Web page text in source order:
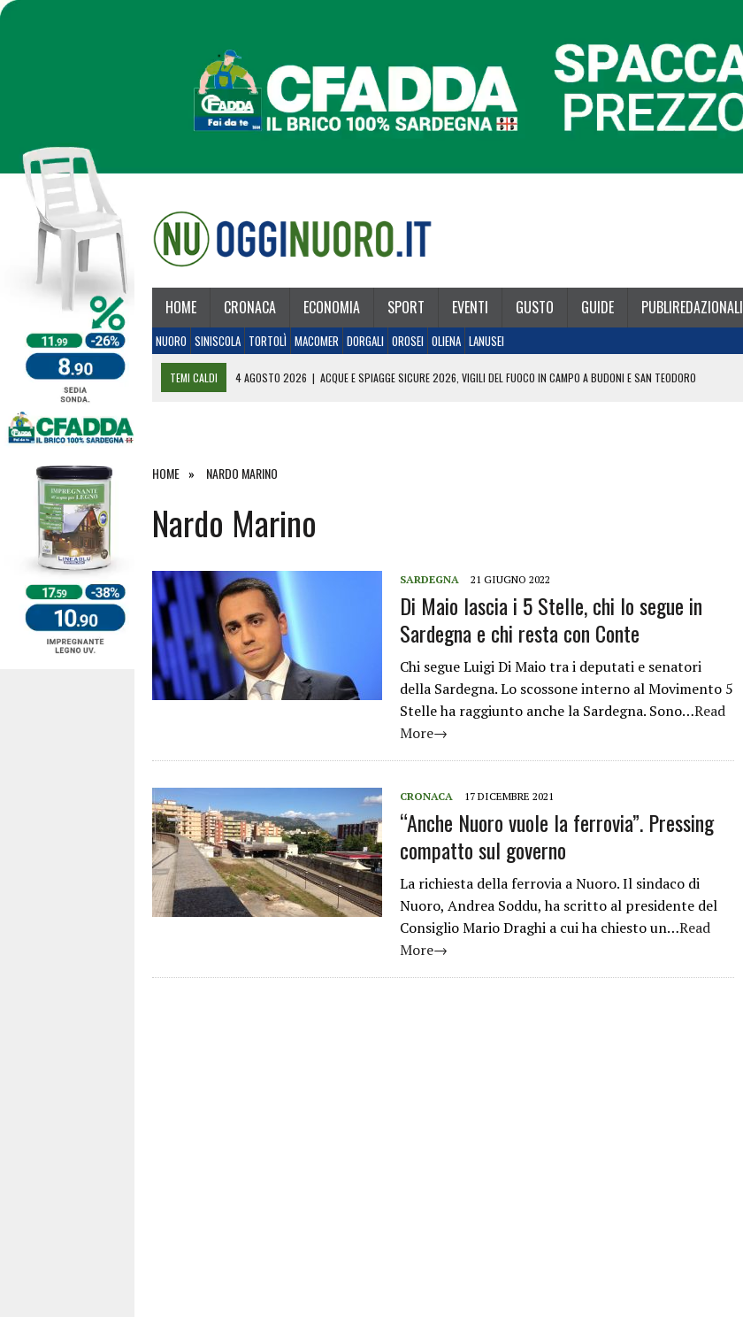
HOME CRONACA ECONOMIA SPORT EVENTI GUSTO GUIDE PUBLIREDAZIONALI
NUORO SINISCOLA TORTOLÌ MACOMER DORGALI OROSEI OLIENA LANUSEI
TEMI CALDI 4 AGOSTO 2026 | ACQUE E SPIAGGE SICURE 2026, VIGILI DEL FUOCO IN CAMPO A BUDONI E SAN TEODORO
26 LUGLIO 2026
| PAURA SULLA 389: VIOLENTO SCONTRO TRA 2 AUTO AL BIVIO PER FONNI, 5 FERITI
HOME NARDO MARINO
Nardo Marino
SARDEGNA 21 GIUGNO 2022
Di Maio lascia i 5 Stelle, chi lo segue in
Sardegna e chi resta con Conte
Chi segue Luigi Di Maio tra i deputati e senatori
della Sardegna. Lo scossone interno al Movimento 5
Stelle ha raggiunto anche la Sardegna. Sono…Read
More→
CRONACA 17 DICEMBRE 2021
“Anche Nuoro vuole la ferrovia”. Pressing
compatto sul governo
La richiesta della ferrovia a Nuoro. Il sindaco di
Nuoro, Andrea Soddu, ha scritto al presidente del
Consiglio Mario Draghi a cui ha chiesto un…Read
More→